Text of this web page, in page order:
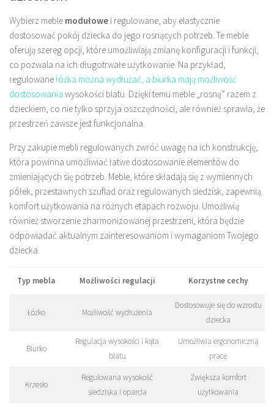
Wybierz meble modułowe i regulowane, aby elastycznie
dostosować pokój dziecka do jego rosnących potrzeb. Te meble
oferują szereg opcji, które umożliwiają zmianę konfiguracji i funkcji,
co pozwala na ich długotrwałe użytkowanie. Na przykład,
regulowanełóżka można wydłużać, a biurka mają możliwość
dostosowania wysokości blatu. Dzięki temu meble „rosną” razem z
dzieckiem, co nie tylko sprzyja oszczędności, ale również sprawia, że
przestrzeń zawsze jest funkcjonalna.
Przy zakupie mebli regulowanych zwróć uwagę na ich konstrukcję,
która powinna umożliwiać łatwe dostosowanie elementów do
zmieniających się potrzeb. Meble, które składają się z wymiennych
półek, przestawnych szuflad oraz regulowanych siedzisk, zapewnią
komfort użytkowania na różnych etapach rozwoju. Umożliwią
również stworzenie zharmonizowanej przestrzeni, która będzie
odpowiadać aktualnym zainteresowaniom i wymaganiom Twojego
dziecka.
Typ mebla Możliwości regulacji Korzystne cechy
Łóżko Możliwość wydłużenia
Dostosowuje się do wzrostu
dziecka
Biurko
Regulacja wysokości i kąta
blatu
Umożliwia ergonomiczną
pracę
Krzesło
Regulowana wysokość
siedziska i oparcia
Zwiększa komfort
użytkowania